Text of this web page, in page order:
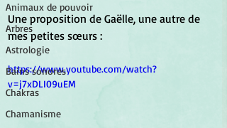
Animaux de pouvoir
Arbres
Astrologie
Bains sonores
Chakras
Chamanisme
Une proposition de Gaëlle, une autre de
mes petites sœurs :
https://www.youtube.com/watch?
v=j7xDLI09uEM